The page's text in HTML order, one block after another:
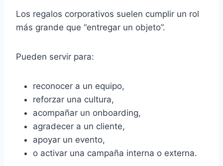
Los regalos corporativos suelen cumplir un rol
más grande que “entregar un objeto”.
Pueden servir para:
reconocer a un equipo,
reforzar una cultura,
acompañar un onboarding,
agradecer a un cliente,
apoyar un evento,
o activar una campaña interna o externa.